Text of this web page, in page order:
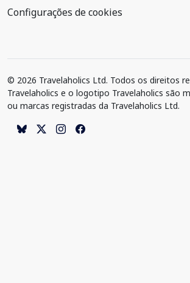
Configurações de cookies
© 2026 Travelaholics Ltd. Todos os direitos
Travelaholics e o logotipo Travelaholics são
ou marcas registradas da Travelaholics Ltd.